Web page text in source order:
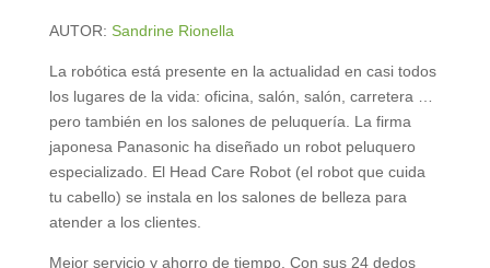
AUTOR: Sandrine Rionella
La robótica está presente en la actualidad en casi todos
los lugares de la vida: oficina, salón, salón, carretera …
pero también en los salones de peluquería. La firma
japonesa Panasonic ha diseñado un robot peluquero
especializado. El Head Care Robot (el robot que cuida
tu cabello) se instala en los salones de belleza para
atender a los clientes.
Mejor servicio y ahorro de tiempo. Con sus 24 dedos